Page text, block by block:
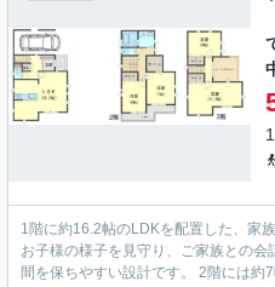
1階に約16.2帖のLDKを配置した、家
お子様の様子を見守り、ご家族との
間を保ちやす